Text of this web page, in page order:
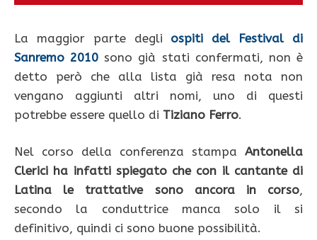
La maggior parte degli ospiti del Festival di
Sanremo 2010 sono già stati confermati, non è
detto però che alla lista già resa nota non
vengano aggiunti altri nomi, uno di questi
potrebbe essere quello di Tiziano Ferro.
Nel corso della conferenza stampa Antonella
Clerici ha infatti spiegato che con il cantante di
Latina le trattative sono ancora in corso,
secondo la conduttrice manca solo il si
definitivo, quindi ci sono buone possibilità.